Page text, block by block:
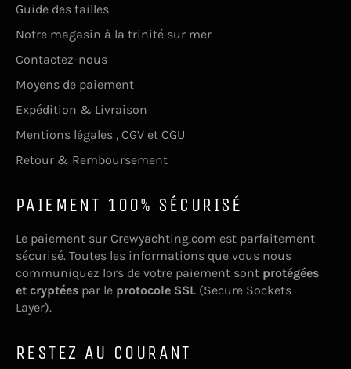
Guide des tailles
Notre magasin à la trinité sur mer
Contactez-nous
Moyens de paiement
Expédition & Livraison
Mentions légales , CGV et CGU
Retour & Remboursement
PAIEMENT 100% SÉCURISÉ
Le paiement sur Crewyachting.com est parfaitement
sécurisé. Toutes les informations que vous nous
communiquez lors de votre paiement sont protégées
et cryptées par le protocole SSL (Secure Sockets
Layer).
RESTEZ AU COURANT